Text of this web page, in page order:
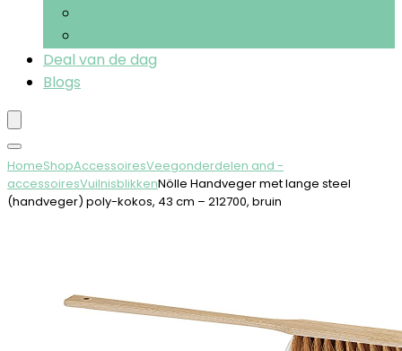
Deal van de dag
Blogs
HomeShopAccessoiresVeegonderdelen and -
accessoiresVuilnisblikkenNölle Handveger met lange steel
(handveger) poly-kokos, 43 cm – 212700, bruin